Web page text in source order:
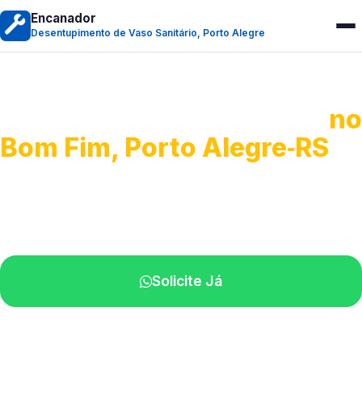
Encanador
Desentupimento de Vaso Sanitário, Porto Alegre
no
Bom Fim, Porto Alegre‑RS
Solicite Já